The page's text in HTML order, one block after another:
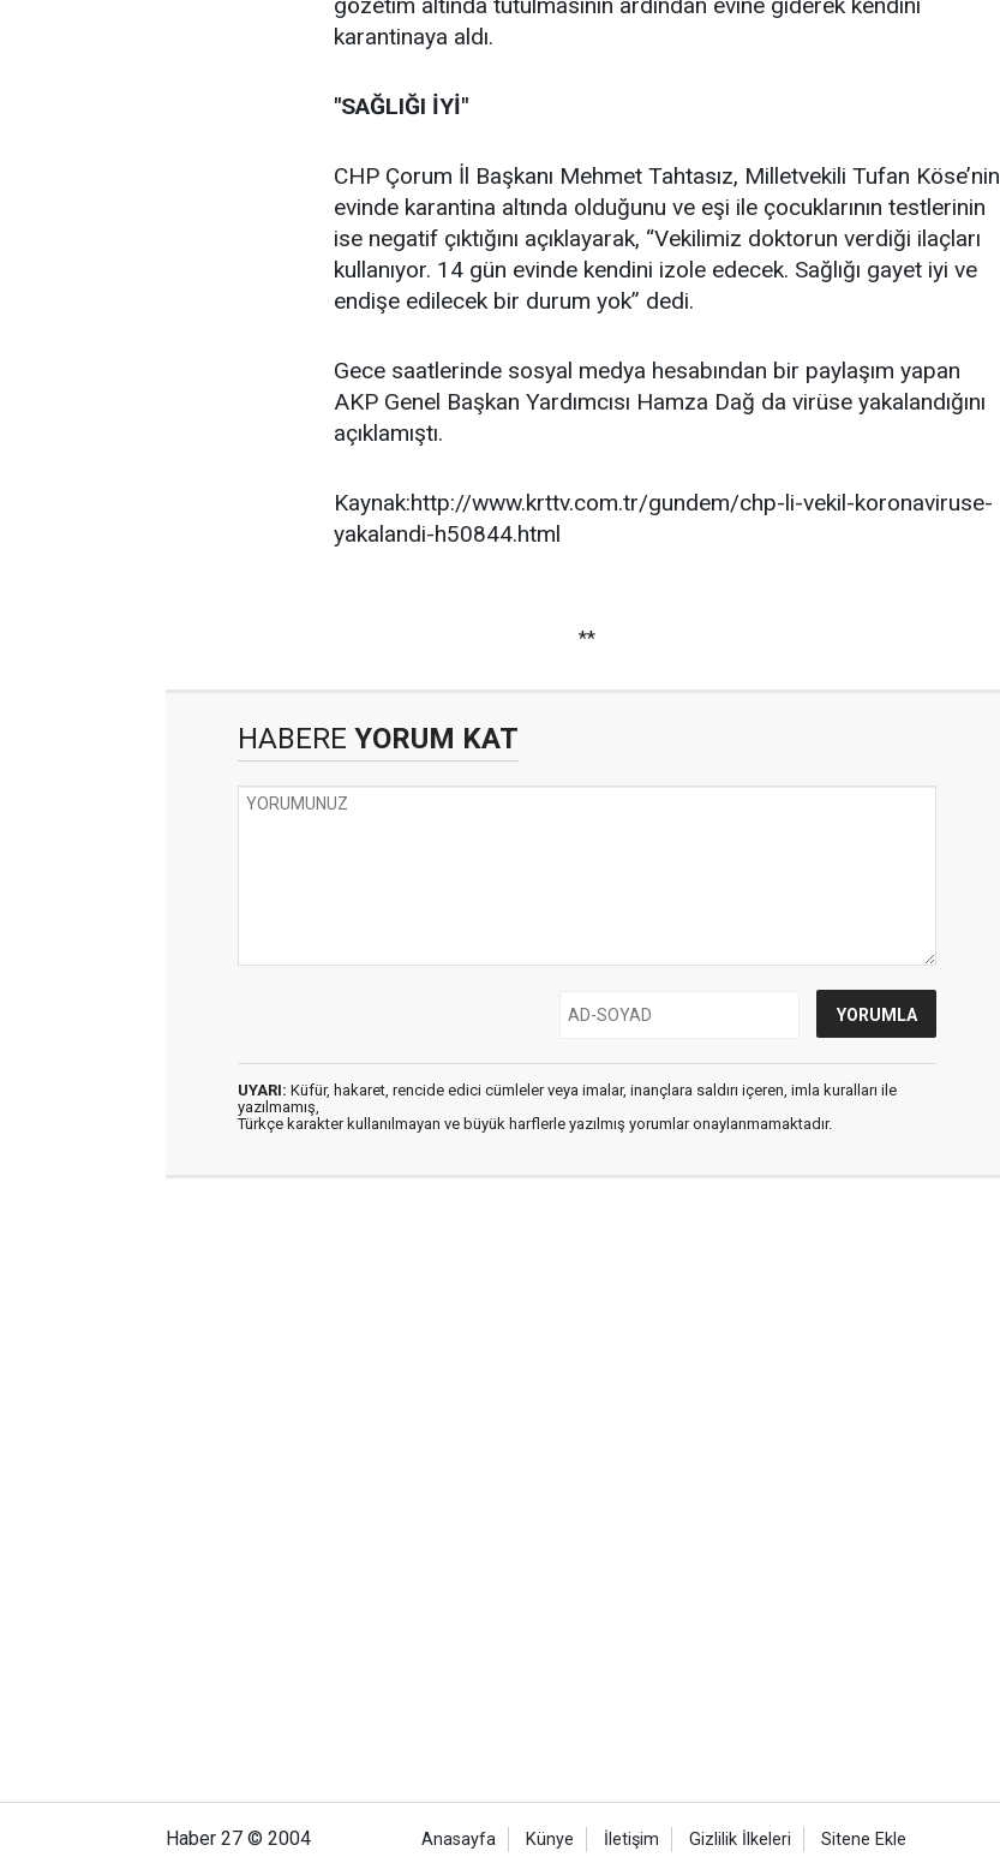
karantinaya aldı.
"SAĞLIĞI İYİ"
CHP Çorum İl Başkanı Mehmet Tahtasız, Milletvekili Tufan Köse’nin
evinde karantina altında olduğunu ve eşi ile çocuklarının testlerinin
ise negatif çıktığını açıklayarak, “Vekilimiz doktorun verdiği ilaçları
kullanıyor. 14 gün evinde kendini izole edecek. Sağlığı gayet iyi ve
endişe edilecek bir durum yok” dedi.
Gece saatlerinde sosyal medya hesabından bir paylaşım yapan
AKP Genel Başkan Yardımcısı Hamza Dağ da virüse yakalandığını
açıklamıştı.
Kaynak:http://www.krttv.com.tr/gundem/chp-li-vekil-koronaviruse-
yakalandi-h50844.html
**
HABERE YORUM KAT
UYARI: Küfür, hakaret, rencide edici cümleler veya imalar, inançlara saldırı içeren, imla kuralları ile
yazılmamış,
Türkçe karakter kullanılmayan ve büyük harflerle yazılmış yorumlar onaylanmamaktadır.
Haber 27 © 2004 Anasayfa Künye İletişim Gizlilik İlkeleri Sitene Ekle